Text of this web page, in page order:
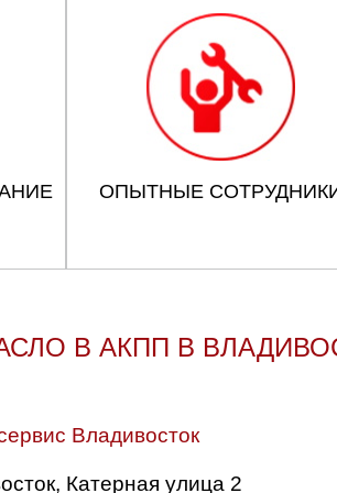
ОПЫТНЫЕ
В АКПП В
Владивосток
Катерная улица 2